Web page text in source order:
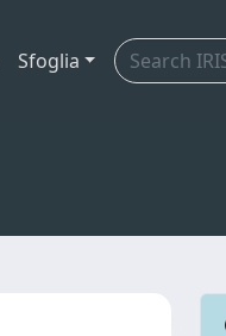
Sfoglia